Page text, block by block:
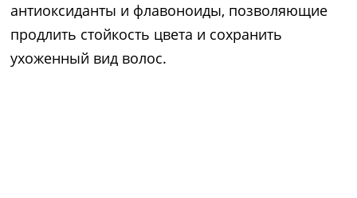
антиоксиданты и флавоноиды, позволяющие
продлить стойкость цвета и сохранить
ухоженный вид волос.